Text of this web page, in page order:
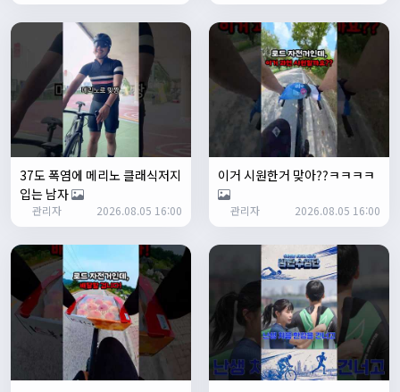
명신이 13:35:29
안녕하세요
1/27/2025
루나워커20:37:55
좋네요. 이것저것 많이요
열심히타자21:12:34
설연휴인데 날씨가..ㅠㅠ
1/28/2025
꼬유10:07:01
명절 행복하게 보내세요~ !!
1/29/2025
2chun09:38:46
명절 잘 보내세요~!
명신이12:33:45
명절 잘보내세요~
2/1/2025
Leepi08:05:10
37도 폭염에 메리노 클래식저지
입는 남자
관리자 2026.08.05 16:00
이거 시원한거 맞아??ㅋㅋㅋㅋ
관리자 2026.08.05 16:00